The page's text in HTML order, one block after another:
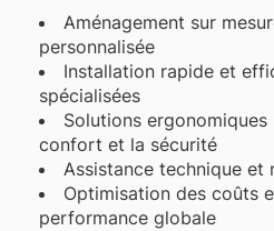
Aménagement sur
personnalisée
Installation rapide et
spécialisées
Solutions
confort et la sécurité
Assistance technique et
Optimisation des coûts
performance globale